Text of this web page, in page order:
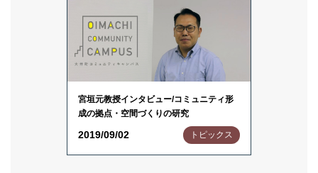
宮垣元教授インタビュー/コミュニティ形
成の拠点・空間づくりの研究
2019/09/02 トピックス